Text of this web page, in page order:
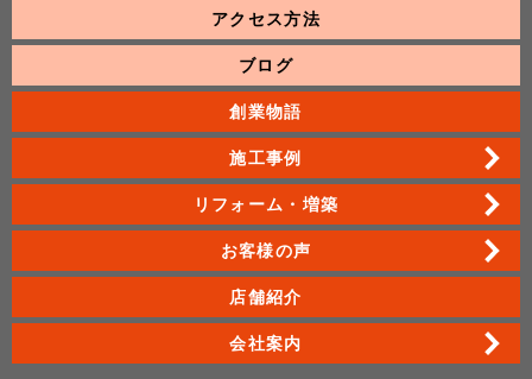
アクセス方法
ブログ
創業物語
施工事例
リフォーム・増築
お客様の声
店舗紹介
会社案内